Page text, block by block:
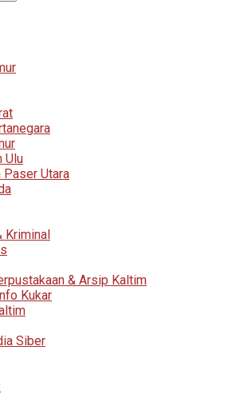
Ulu
Paser Utara
Kriminal
& Arsip Kaltim
Kukar
Siber